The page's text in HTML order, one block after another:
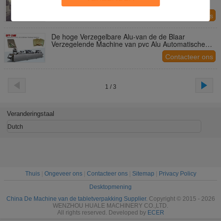
van de Blaarverpakking voor Zachte Gelcapsule
Contacteer ons
De hoge Verzegelbare Alu-van de de Blaar
Verzegelende Machine van pvc Alu Automatische
Contacteer ons
1 / 3
Veranderingstaal
Dutch
Thuis| Ongeveer ons| Contacteer ons| Sitemap
Privacy Policy
Desktopmening
China De Machine van de tabletverpakking Supplier. Copyright © 2015 - 2026
WENZHOU HUALE MACHINERY CO.,LTD.
All rights reserved. Developed by ECER